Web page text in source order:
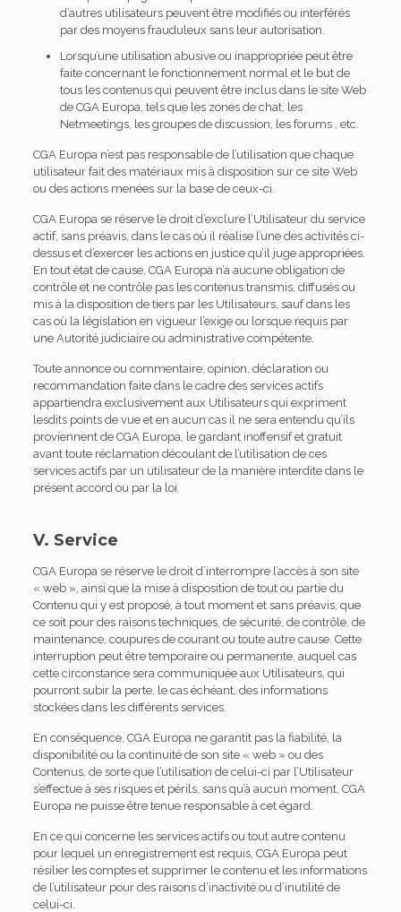
d’autres utilisateurs peuvent être modifiés ou interférés
par des moyens frauduleux sans leur autorisation.
Lorsqu’une utilisation abusive ou inappropriée peut être
faite concernant le fonctionnement normal et le but de
tous les contenus qui peuvent être inclus dans le site Web
de CGA Europa, tels que les zones de chat, les
Netmeetings, les groupes de discussion, les forums , etc.
CGA Europa n’est pas responsable de l’utilisation que chaque
utilisateur fait des matériaux mis à disposition sur ce site Web
ou des actions menées sur la base de ceux-ci.
CGA Europa se réserve le droit d’exclure l’Utilisateur du service
actif, sans préavis, dans le cas où il réalise l’une des activités ci-
dessus et d’exercer les actions en justice qu’il juge appropriées.
En tout état de cause, CGA Europa n’a aucune obligation de
contrôle et ne contrôle pas les contenus transmis, diffusés ou
mis à la disposition de tiers par les Utilisateurs, sauf dans les
cas où la législation en vigueur l’exige ou lorsque requis par
une Autorité judiciaire ou administrative compétente.
Toute annonce ou commentaire, opinion, déclaration ou
recommandation faite dans le cadre des services actifs
appartiendra exclusivement aux Utilisateurs qui expriment
lesdits points de vue et en aucun cas il ne sera entendu qu’ils
proviennent de CGA Europa, le gardant inoffensif et gratuit
avant toute réclamation découlant de l’utilisation de ces
services actifs par un utilisateur de la manière interdite dans le
présent accord ou par la loi.
V. Service
CGA Europa se réserve le droit d’interrompre l’accès à son site
« web », ainsi que la mise à disposition de tout ou partie du
Contenu qui y est proposé, à tout moment et sans préavis, que
ce soit pour des raisons techniques, de sécurité, de contrôle, de
maintenance, coupures de courant ou toute autre cause. Cette
interruption peut être temporaire ou permanente, auquel cas
cette circonstance sera communiquée aux Utilisateurs, qui
pourront subir la perte, le cas échéant, des informations
stockées dans les différents services.
En conséquence, CGA Europa ne garantit pas la fiabilité, la
disponibilité ou la continuité de son site « web » ou des
Contenus, de sorte que l’utilisation de celui-ci par l’Utilisateur
s’effectue à ses risques et périls, sans qu’à aucun moment, CGA
Europa ne puisse être tenue responsable à cet égard.
En ce qui concerne les services actifs ou tout autre contenu
pour lequel un enregistrement est requis, CGA Europa peut
résilier les comptes et supprimer le contenu et les informations
de l’utilisateur pour des raisons d’inactivité ou d’inutilité de
celui-ci.